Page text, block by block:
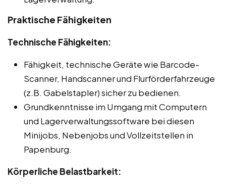
Praktische Fähigkeiten
Technische Fähigkeiten:
Fähigkeit, technische Geräte wie Barcode-
Scanner, Handscanner und Flurförderfahrzeuge
(z.B. Gabelstapler) sicher zu bedienen.
Grundkenntnisse im Umgang mit Computern
und Lagerverwaltungssoftware bei diesen
Minijobs, Nebenjobs und Vollzeitstellen in
Papenburg.
Körperliche Belastbarkeit: